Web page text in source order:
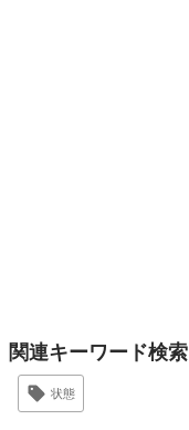
関連キーワード検索
状態